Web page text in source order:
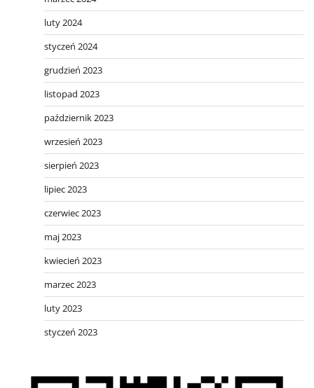
luty 2024
styczeń 2024
grudzień 2023
listopad 2023
październik 2023
wrzesień 2023
sierpień 2023
lipiec 2023
czerwiec 2023
maj 2023
kwiecień 2023
marzec 2023
luty 2023
styczeń 2023